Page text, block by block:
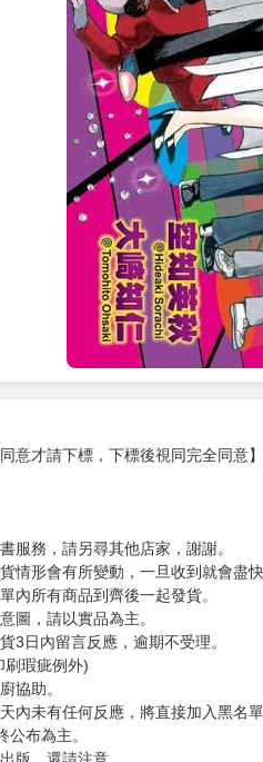
意才請下標，下標後視同完全同意】